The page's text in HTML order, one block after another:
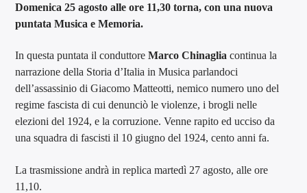
Domenica 25 agosto alle ore 11,30 torna, con una nuova
puntata Musica e Memoria.
In questa puntata il conduttoreMarco Chinaglia continua la
narrazione della Storia d’Italia in Musica parlandoci
dell’assassinio di Giacomo Matteotti, nemico numero uno del
regime fascista di cui denunciò le violenze, i brogli nelle
elezioni del 1924, e la corruzione. Venne rapito ed ucciso da
una squadra di fascisti il 10 giugno del 1924, cento anni fa.
La trasmissione andrà in replica martedì 27 agosto, alle ore
11,10.